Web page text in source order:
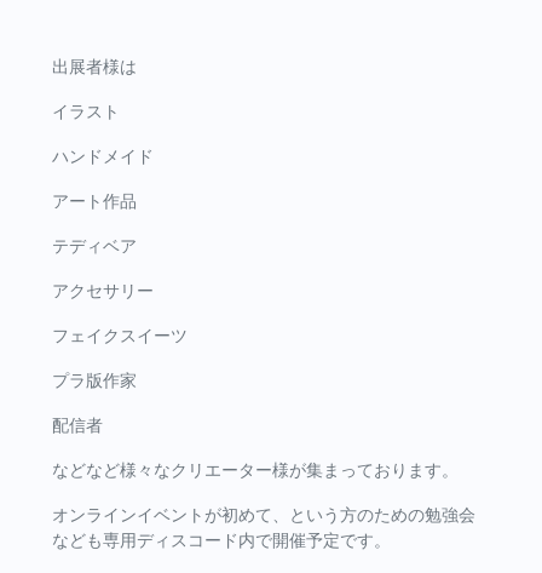
出展者様は
イラスト
ハンドメイド
アート作品
テディベア
アクセサリー
フェイクスイーツ
プラ版作家
配信者
などなど様々なクリエーター様が集まっております。
オンラインイベントが初めて、という方のための勉強会
なども専用ディスコード内で開催予定です。